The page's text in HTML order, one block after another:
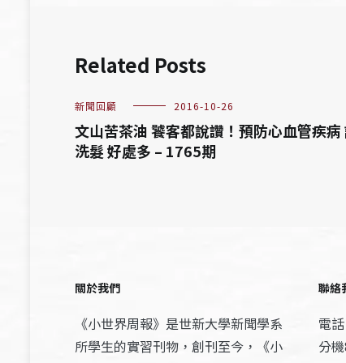
Related Posts
新聞回顧 2016-10-26
文山苦茶油 饕客都說讚！預防心血管疾病
洗髮 好處多 – 1765期
關於我們
《小世界周報》是世新大學新聞學系
所學生的實習刊物，創刊至今，《小
聯絡
電
分